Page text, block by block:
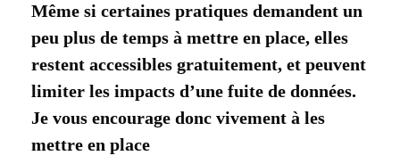
Même si certaines pratiques demandent un
peu plus de temps à mettre en place, elles
restent accessibles gratuitement, et peuvent
limiter les impacts d’une fuite de données.
Je vous encourage donc vivement à les
mettre en place